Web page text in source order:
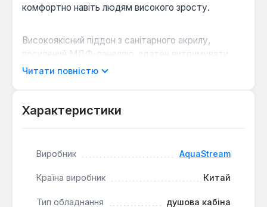
комфортно навіть людям високого зросту.
Високоякісний піддон з санітарного акрилу,
посилений МДФ-панеллю, здатен витримувати
навантаження до 500 кг, гарантуючи надійність та
забезпечують розслаблюючий масаж ніг. Стінки
матові, що забезпечує приватність та естетичний
надійно з'єднує всі елементи в монолітну
Читати повністю
Характеристики
Виробник AquaStream
Країна виробник Китай
Тип обладнання душова кабіна